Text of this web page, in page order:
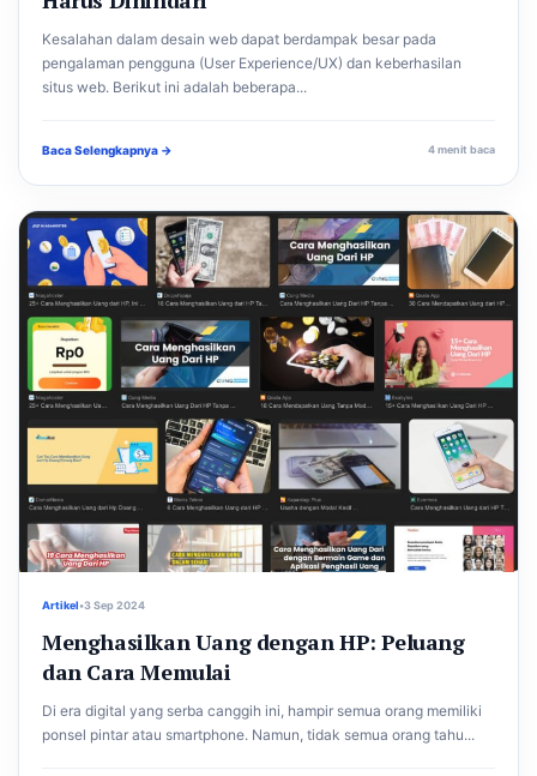
Kesalahan dalam desain web dapat berdampak besar pada
pengalaman pengguna (User Experience/UX) dan keberhasilan
situs web. Berikut ini adalah beberapa...
Baca Selengkapnya → 4 menit baca
Artikel•3 Sep 2024
Menghasilkan Uang dengan HP: Peluang
dan Cara Memulai
Di era digital yang serba canggih ini, hampir semua orang memiliki
ponsel pintar atau smartphone. Namun, tidak semua orang tahu...